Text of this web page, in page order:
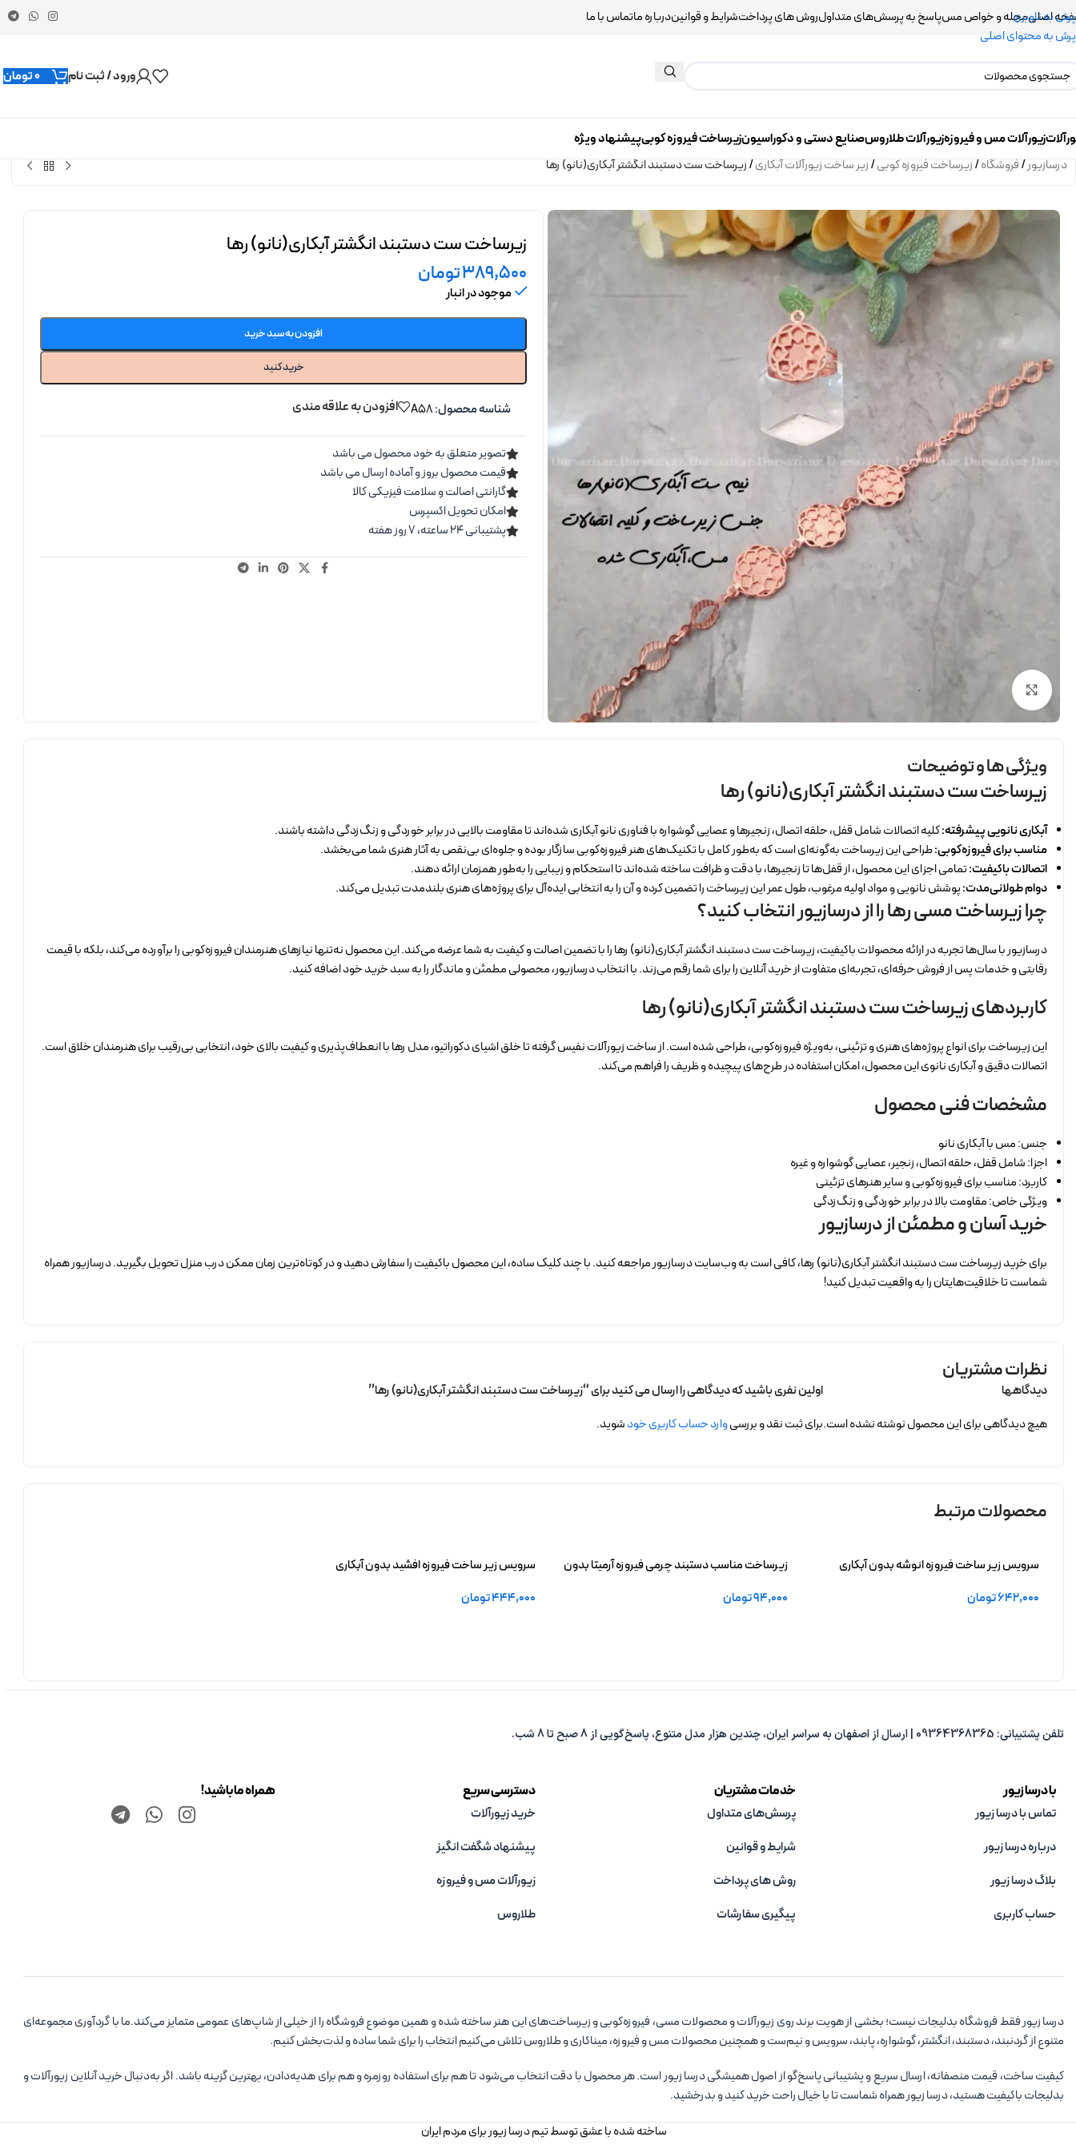
پرش به ناوبری
پرش به محتوای اصلی
اصلیمجله و خواص مسپاسخ به پرسش‌های متداولروش های پرداختشرایط و قوانیندرباره ماتماس با ما
ورود / ثبت نام 0تومان
زیورآلات مس و فیروزهزیورآلات طلاروسصنایع دستی و دکوراسیونزیرساخت فیروزه کوبیپیشنهاد ویژه
درسازیور/فروشگاه/زیرساخت فیروزه کوبی/زیر ساخت زیورآلات آبکاری/زیرساخت ست دستبند انگشتر آبکاری(نانو) رها
برای بزرگنمایی کلیک کنید
زیرساخت ست دستبند انگشتر آبکاری(نانو) رها
389,500تومان
موجود در انبار
افزودن به سبد خرید
خرید کنید
شناسه محصول:A58 افزودن به علاقه مندی
تصویر متعلق به خود محصول می باشد
قیمت محصول بروز و آماده ارسال می باشد
گارانتی اصالت و سلامت فیزیکی کالا
امکان تحویل اکسپرس
پشتیبانی ۲۴ ساعته، ۷ روز هفته
ویژگی ها و توضیحات
زیرساخت ست دستبند انگشتر آبکاری(نانو) رها
آبکاری نانویی پیشرفته:کلیه اتصالات شامل قفل، حلقه اتصال، زنجیرها و عصایی گوشواره با فناوری نانو آبکاری شده‌اند تا مقاومت بالایی در برابر خوردگی و زنگ‌زدگی داشته باشند.
مناسب برای فیروزه‌کوبی:طراحی این زیرساخت به‌گونه‌ای است که به‌طور کامل با تکنیک‌های هنر فیروزه‌کوبی سازگار بوده و جلوه‌ای بی‌نقص به آثار هنری شما می‌بخشد.
اتصالات باکیفیت:تمامی اجزای این محصول، از قفل‌ها تا زنجیرها، با دقت و ظرافت ساخته شده‌اند تا استحکام و زیبایی را به‌طور همزمان ارائه دهند.
دوام طولانی‌مدت:پوشش نانویی و مواد اولیه مرغوب، طول عمر این زیرساخت را تضمین کرده و آن را به انتخابی ایده‌آل برای پروژه‌های هنری بلندمدت تبدیل می‌کند.
چرا زیرساخت مسی رها را از درسازیور انتخاب کنید؟
درسازیور با سال‌ها تجربه در ارائه محصولات باکیفیت، زیرساخت ست دستبند انگشتر آبکاری(نانو) رها را با تضمین اصالت و کیفیت به شما عرضه می‌کند. این محصول نه‌تنها نیازهای هنرمندان فیروزه‌کوبی را برآورده می‌کند، بلکه با قیمت
رقابتی و خدمات پس از فروش حرفه‌ای، تجربه‌ای متفاوت از خرید آنلاین را برای شما رقم می‌زند. با انتخاب درسازیور، محصولی مطمئن و ماندگار را به سبد خرید خود اضافه کنید.
کاربردهای زیرساخت ست دستبند انگشتر آبکاری(نانو) رها
این زیرساخت برای انواع پروژه‌های هنری و تزئینی، به‌ویژه فیروزه‌کوبی، طراحی شده است. از ساخت زیورآلات نفیس گرفته تا خلق اشیای دکوراتیو، مدل رها با انعطاف‌پذیری و کیفیت بالای خود، انتخابی بی‌رقیب برای هنرمندان خلاق است.
اتصالات دقیق و آبکاری نانوی این محصول، امکان استفاده در طرح‌های پیچیده و ظریف را فراهم می‌کند.
مشخصات فنی محصول
جنس: مس با آبکاری نانو
اجزا: شامل قفل، حلقه اتصال، زنجیر، عصایی گوشواره و غیره
کاربرد: مناسب برای فیروزه‌کوبی و سایر هنرهای تزئینی
ویژگی خاص: مقاومت بالا در برابر خوردگی و زنگ‌زدگی
خرید آسان و مطمئن از درسازیور
برای خرید زیرساخت ست دستبند انگشتر آبکاری(نانو) رها، کافی است به وب‌سایت درسازیور مراجعه کنید. با چند کلیک ساده، این محصول باکیفیت را سفارش دهید و در کوتاه‌ترین زمان ممکن درب منزل تحویل بگیرید. درسازیور همراه
شماست تا خلاقیت‌هایتان را به واقعیت تبدیل کنید!
نظرات مشتریان
دیدگاهها
هیچ دیدگاهی برای این محصول نوشته نشده است.
اولین نفری باشید که دیدگاهی را ارسال می کنید برای “زیرساخت ست دستبند انگشتر آبکاری(نانو) رها”
برای ثبت نقد و بررسیوارد حساب کاربری خودشوید.
محصولات مرتبط
سرویس زیر ساخت فیروزه انوشه بدون آبکاری
642,000تومان
زیرساخت مناسب دستبند چرمی فیروزه آرمیتا بدون
94,000تومان
سرویس زیر ساخت فیروزه افشید بدون آبکاری
444,000تومان
تلفن پشتیبانی: 09364368365 | ارسال از اصفهان به سراسر ایران، چندین هزار مدل متنوع، پاسخ‌گویی از 8 صبح تا 8 شب.
با درسا زیور
تماس با درسا زیور
درباره درسا زیور
بلاگ درسا زیور
حساب کاربری
خدمات مشتریان
پرسش‌های متداول
شرایط و قوانین
روش های پرداخت
پیگیری سفارشات
دسترسی سریع
خرید زیورآلات
پیشنهاد شگفت انگیز
زیورآلات مس و فیروزه‌
طلاروس
همراه ما باشید!
درسا زیور فقط فروشگاه بدلیجات نیست؛ بخشی از هویت برند روی زیورآلات و محصولات مسی، فیروزه‌کوبی و زیرساخت‌های این هنر ساخته شده و همین موضوع فروشگاه را از خیلی از شاپ‌های عمومی متمایز می‌کند.ما با گردآوری مجموعه‌ای
متنوع از گردنبند، دستبند، انگشتر، گوشواره، پابند، سرویس و نیم‌ست و همچنین محصولات مس و فیروزه، میناکاری و طلاروس تلاش می‌کنیم انتخاب را برای شما ساده و لذت‌بخش کنیم.
کیفیت ساخت، قیمت منصفانه، ارسال سریع و پشتیبانی پاسخ‌گو از اصول همیشگی درسا زیور است. هر محصول با دقت انتخاب می‌شود تا هم برای استفاده روزمره و هم برای هدیه‌دادن، بهترین گزینه باشد. اگر به‌دنبال خرید آنلاین زیورآلات و
بدلیجات باکیفیت هستید، درسا زیور همراه شماست تا با خیال راحت خرید کنید و بدرخشید.
ساخته شده با عشق توسط تیم درسا زیور برای مردم ایران